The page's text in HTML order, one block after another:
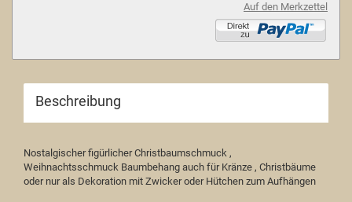
Auf den Merkzettel
Beschreibung
Nostalgischer figürlicher Christbaumschmuck ,
Weihnachtsschmuck Baumbehang auch für Kränze , Christbäume
oder nur als Dekoration mit Zwicker oder Hütchen zum Aufhängen